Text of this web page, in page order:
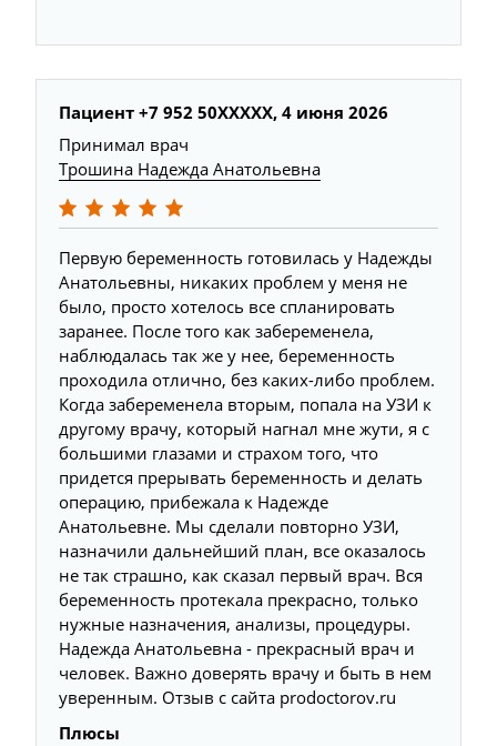
Пациент +7 952 50XXXXX, 4 июня 2026
Принимал врач
Трошина Надежда Анатольевна
Первую беременность готовилась у Надежды
Анатольевны, никаких проблем у меня не
было, просто хотелось все спланировать
заранее. После того как забеременела,
наблюдалась так же у нее, беременность
проходила отлично, без каких-либо проблем.
Когда забеременела вторым, попала на УЗИ к
другому врачу, который нагнал мне жути, я с
большими глазами и страхом того, что
придется прерывать беременность и делать
операцию, прибежала к Надежде
Анатольевне. Мы сделали повторно УЗИ,
назначили дальнейший план, все оказалось
не так страшно, как сказал первый врач. Вся
беременность протекала прекрасно, только
нужные назначения, анализы, процедуры.
Надежда Анатольевна - прекрасный врач и
человек. Важно доверять врачу и быть в нем
уверенным. Отзыв с сайта prodoctorov.ru
Плюсы